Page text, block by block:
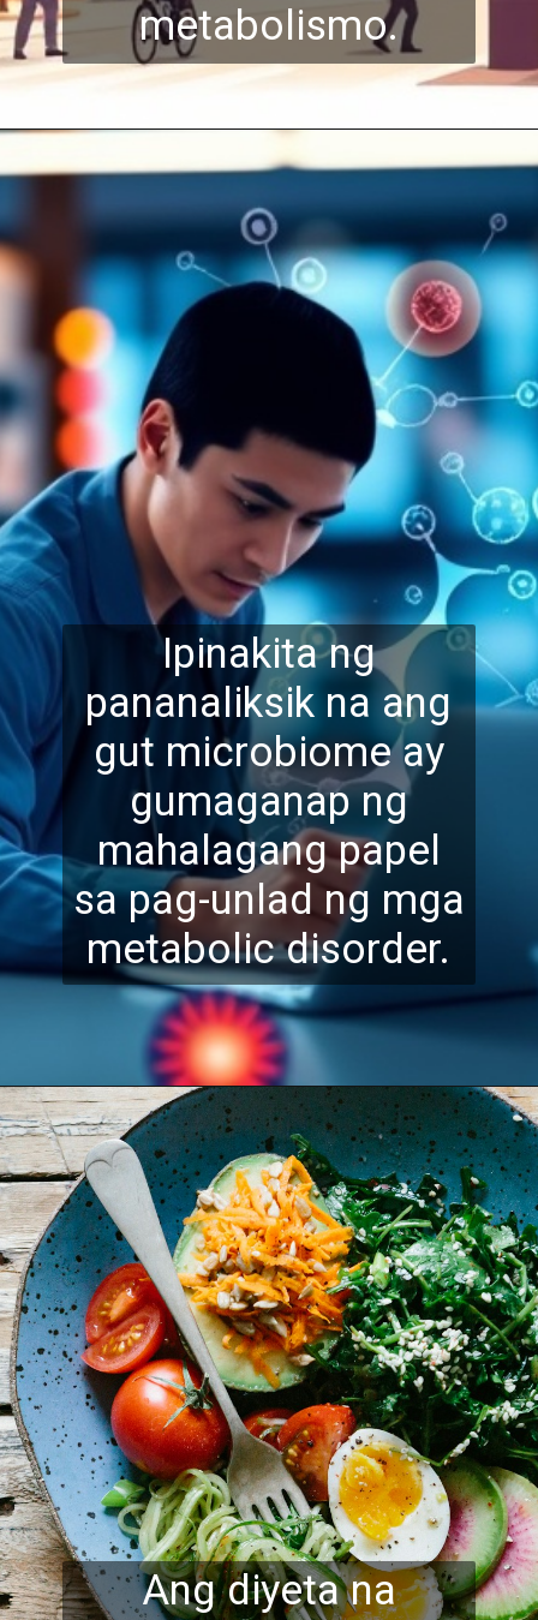
metabolismo.
Ipinakita ng
pananaliksik na ang
gut microbiome ay
gumaganap ng
mahalagang papel
sa pag-unlad ng mga
metabolic disorder.
Ang diyeta na